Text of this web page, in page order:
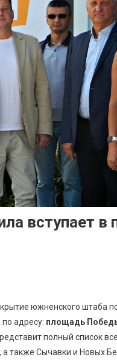
вступает в
южненского штаба
адресу: площадь
полный список
также Сычавки и Новых